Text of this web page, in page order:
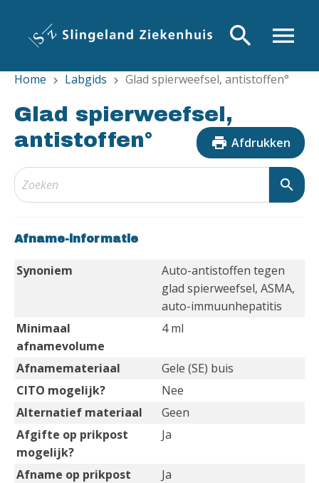
inhoud
menu
search
Home chevron_right Labgids chevron_right Glad spierweefsel, antistoffen°
Glad spierweefsel,
antistoffen°
print Afdrukken
search
Afname-informatie
Synoniem
Auto-antistoffen tegen
glad spierweefsel, ASMA,
auto-immuunhepatitis
Minimaal
afnamevolume
4 ml
Afnamemateriaal
Gele (SE) buis
CITO mogelijk?
Nee
Alternatief materiaal
Geen
Afgifte op prikpost
mogelijk?
Ja
Afname op prikpost
Ja